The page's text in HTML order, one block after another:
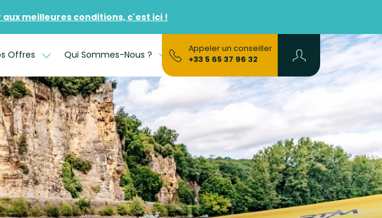
aux meilleures conditions, c'est ici !
Offres Qui Sommes-Nous ? FAQs
Appeler un conseiller
+33 5 65 37 96 32